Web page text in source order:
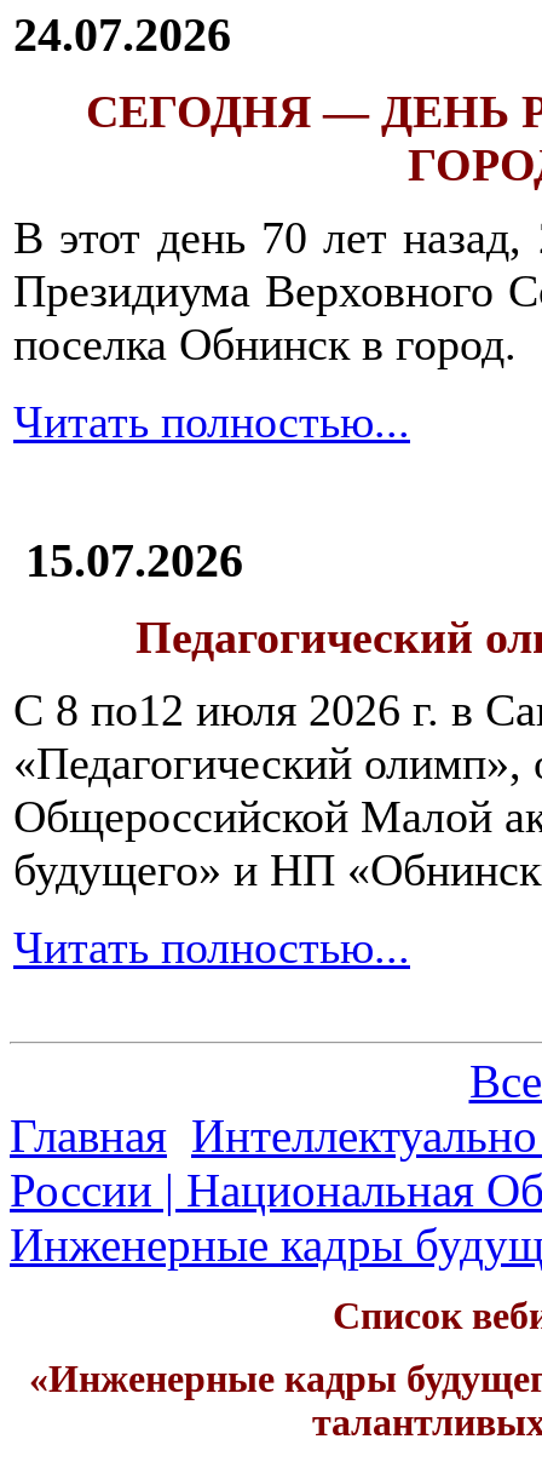
24.07.2026
СЕГОДНЯ — ДЕНЬ
В этот день 70 лет
Президиума Верховного
поселка Обнинск в город.
Читать полностью...
15.07.2026
Педагогический
С 8 по12 июля 2026 г. в
«Педагогический олимп»,
Общероссийской Малой
будущего» и НП
Читать полностью...
Главная
России | Национальная
Инженерные кадры
Список
«Инженерные кадры